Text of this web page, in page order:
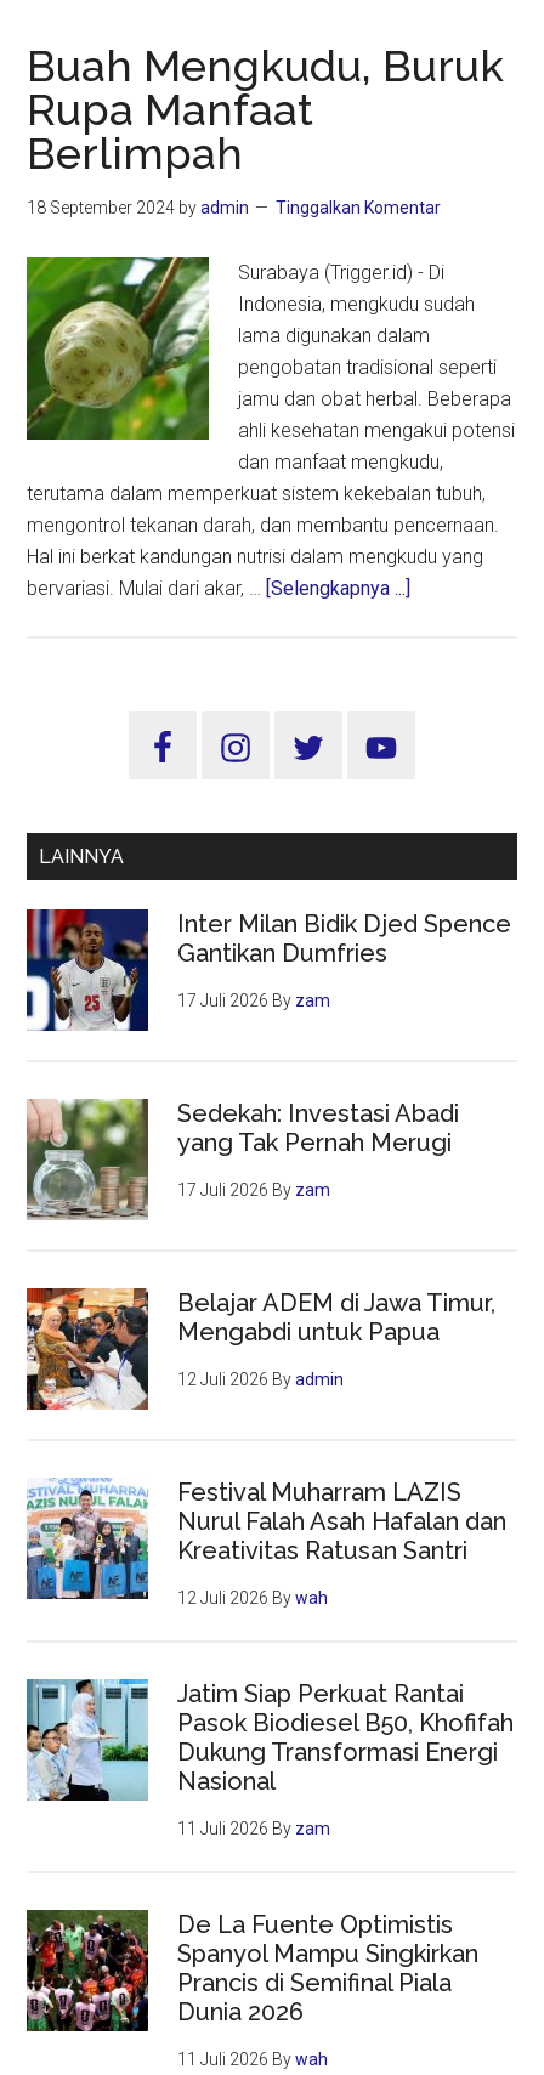
Buah Mengkudu, Buruk
Rupa Manfaat
Berlimpah
18 September 2024 byadmin Tinggalkan Komentar
Surabaya (Trigger.id) - Di
Indonesia, mengkudu sudah
lama digunakan dalam
pengobatan tradisional seperti
jamu dan obat herbal. Beberapa
ahli kesehatan mengakui potensi
dan manfaat mengkudu,
terutama dalam memperkuat sistem kekebalan tubuh,
mengontrol tekanan darah, dan membantu pencernaan.
Hal ini berkat kandungan nutrisi dalam mengkudu yang
bervariasi. Mulai dari akar, … [Selengkapnya ...]
Sidebar
LAINNYA
Inter Milan Bidik Djed Spence
Gantikan Dumfries
17 Juli 2026 By zam
Sedekah: Investasi Abadi
yang Tak Pernah Merugi
17 Juli 2026 By zam
Belajar ADEM di Jawa Timur,
Mengabdi untuk Papua
12 Juli 2026 Byadmin
Festival Muharram LAZIS
Nurul Falah Asah Hafalan dan
Kreativitas Ratusan Santri
12 Juli 2026 Bywah
Jatim Siap Perkuat Rantai
Pasok Biodiesel B50, Khofifah
Dukung Transformasi Energi
Nasional
11 Juli 2026 By zam
De La Fuente Optimistis
Spanyol Mampu Singkirkan
Prancis di Semifinal Piala
Dunia 2026
11 Juli 2026 Bywah